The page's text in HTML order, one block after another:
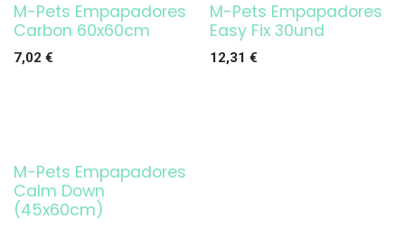
M-Pets Empapadores
Carbon 60x60cm
7,02 €
M-Pets Empapadores
Easy Fix 30und
12,31 €
M-Pets Empapadores
Calm Down
(45x60cm)